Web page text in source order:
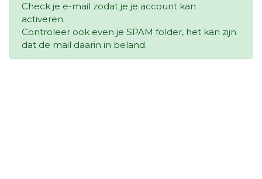
Check je e-mail zodat je je account kan
activeren.
Controleer ook even je SPAM folder, het kan zijn
dat de mail daarin in beland.